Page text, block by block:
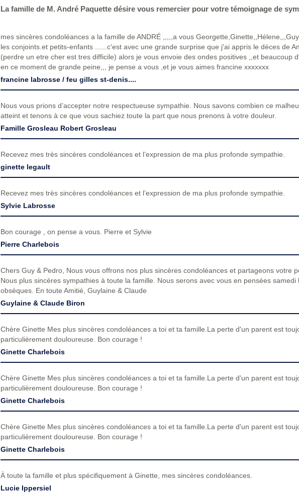
La famille de M. André Paquette désire vous remercier pour votre témoignage de
mes sincères condoléances a la famille de ANDRÉ ,,,,,a vous
les conjoints.et petits-enfants ......c'est avec une grande surprise que j'ai appris le déces de
(perdre un etre cher est tres difficile) alors je vous envoie des ondes positives ,,et beaucoup
en ce moment de grande peine,,, je pense a vous ,et je vous aimes francine xxxxxxx
francine labrosse / feu gilles st-denis....
Nous vous prions d’accepter notre respectueuse sympathie. Nous savons combien ce
atteint et tenons à ce que vous sachiez toute la part que nous prenons à votre douleur.
Famille Grosleau Robert Grosleau
Recevez mes très sincères condoléances et l’expression de ma plus profonde sympathie.
ginette legault
Recevez mes très sincères condoléances et l’expression de ma plus profonde sympathie.
Sylvie Labrosse
Bon courage , on pense a vous. Pierre et Sylvie
Pierre Charlebois
Chers Guy & Pedro, Nous vous offrons nos plus sincères condoléances et partageons votre
Nous plus sincères sympathies à toute la famille. Nous serons avec vous en pensées samedi
obsèques. En toute Amitié, Guylaine & Claude
Guylaine & Claude Biron
Chère Ginette Mes plus sincères condoléances a toi et ta famille.La perte d'un parent est
particulièrement douloureuse. Bon courage !
Ginette Charlebois
Chère Ginette Mes plus sincères condoléances a toi et ta famille.La perte d'un parent est
particulièrement douloureuse. Bon courage !
Ginette Charlebois
Chère Ginette Mes plus sincères condoléances a toi et ta famille.La perte d'un parent est
particulièrement douloureuse. Bon courage !
Ginette Charlebois
À toute la famille et plus spécifiquement à Ginette, mes sincères condoléances.
Lucie Ippersiel